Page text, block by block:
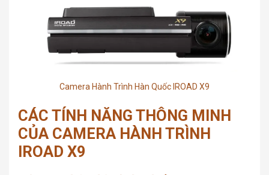
Camera Hành Trình Hàn Quốc IROAD X9
CÁC TÍNH NĂNG THÔNG MINH
CỦA CAMERA HÀNH TRÌNH
IROAD X9